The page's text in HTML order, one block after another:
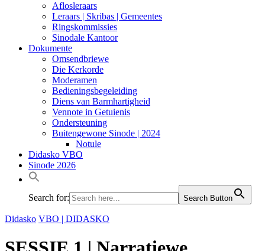
Aflosleraars
Leraars | Skribas | Gemeentes
Ringskommissies
Sinodale Kantoor
Dokumente
Omsendbriewe
Die Kerkorde
Moderamen
Bedieningsbegeleiding
Diens van Barmhartigheid
Vennote in Getuienis
Ondersteuning
Buitengewone Sinode | 2024
Notule
Didasko VBO
Sinode 2026
Search for: Search Button
Didasko VBO | DIDASKO